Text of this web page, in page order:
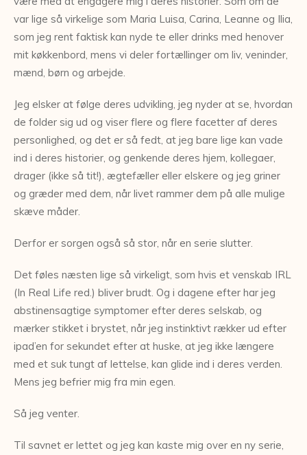
var lige så virkelige som Maria Luisa, Carina, Leanne og Ilia,
som jeg rent faktisk kan nyde te eller drinks med henover
mit køkkenbord, mens vi deler fortællinger om liv, veninder,
mænd, børn og arbejde.
Jeg elsker at følge deres udvikling, jeg nyder at se, hvordan
de folder sig ud og viser flere og flere facetter af deres
personlighed, og det er så fedt, at jeg bare lige kan vade
ind i deres historier, og genkende deres hjem, kollegaer,
drager (ikke så tit!), ægtefæller eller elskere og jeg griner
og græder med dem, når livet rammer dem på alle mulige
skæve måder.
Derfor er sorgen også så stor, når en serie slutter.
Det føles næsten lige så virkeligt, som hvis et venskab IRL
(In Real Life red.) bliver brudt. Og i dagene efter har jeg
abstinensagtige symptomer efter deres selskab, og
mærker stikket i brystet, når jeg instinktivt rækker ud efter
ipad’en for sekundet efter at huske, at jeg ikke længere
med et suk tungt af lettelse, kan glide ind i deres verden.
Mens jeg befrier mig fra min egen.
Så jeg venter.
Til savnet er lettet og jeg kan kaste mig over en ny serie,